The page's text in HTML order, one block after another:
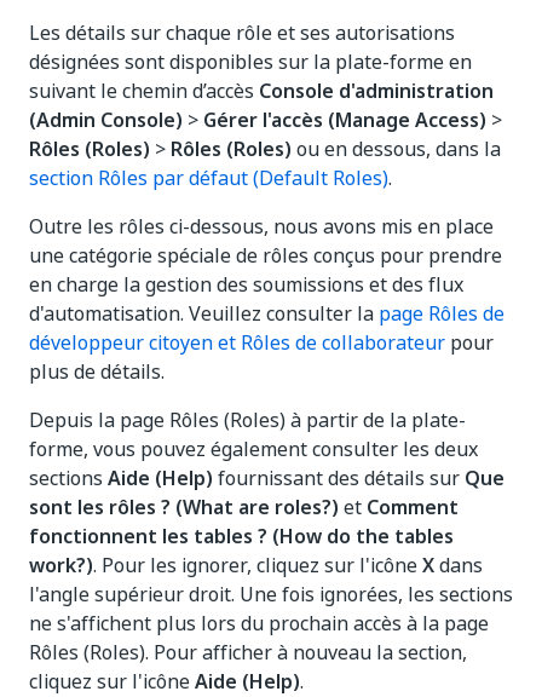
Les détails sur chaque rôle et ses autorisations
désignées sont disponibles sur la plate-forme en
suivant le chemin d’accès Console d'administration
(Admin Console) > Gérer l'accès (Manage Access) >
Rôles (Roles) > Rôles (Roles) ou en dessous, dans la
section Rôles par défaut (Default Roles).
Outre les rôles ci-dessous, nous avons mis en place
une catégorie spéciale de rôles conçus pour prendre
en charge la gestion des soumissions et des flux
d'automatisation. Veuillez consulter la page Rôles de
développeur citoyen et Rôles de collaborateur pour
plus de détails.
Depuis la page Rôles (Roles) à partir de la plate-
forme, vous pouvez également consulter les deux
sections Aide (Help) fournissant des détails sur Que
sont les rôles ? (What are roles?) et Comment
fonctionnent les tables ? (How do the tables
work?). Pour les ignorer, cliquez sur l'icôneXdans
l'angle supérieur droit. Une fois ignorées, les sections
ne s'affichent plus lors du prochain accès à la page
Rôles (Roles). Pour afficher à nouveau la section,
cliquez sur l'icôneAide (Help).